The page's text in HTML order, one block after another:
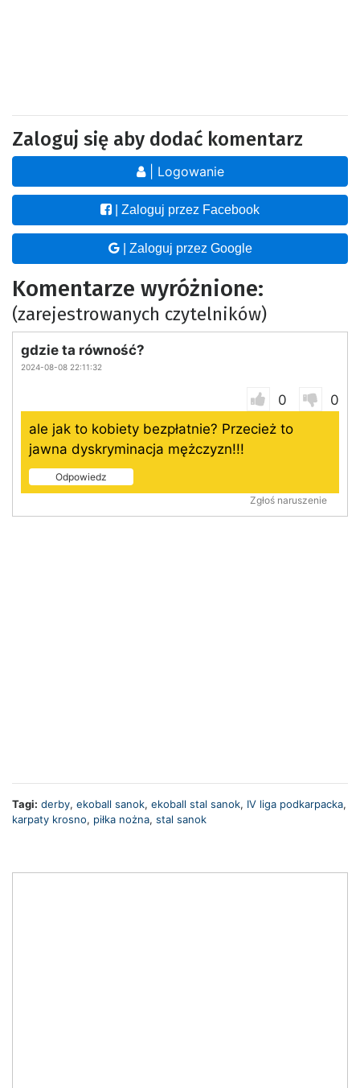
Zaloguj się aby dodać komentarz
| Logowanie
| Zaloguj przez Facebook
| Zaloguj przez Google
Komentarze wyróżnione:
(zarejestrowanych czytelników)
gdzie ta równość?
2024-08-08 22:11:32
0
0
ale jak to kobiety bezpłatnie? Przecież to
jawna dyskryminacja mężczyzn!!!
Odpowiedz
Zgłoś naruszenie
Tagi: derby, ekoball sanok, ekoball stal sanok, IV liga podkarpacka,
karpaty krosno, piłka nożna, stal sanok